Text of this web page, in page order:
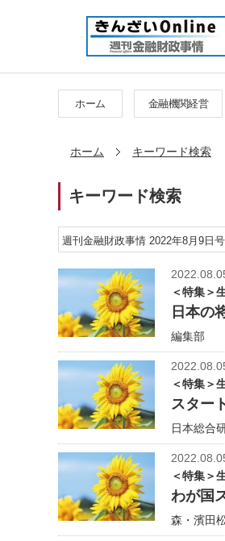
ホーム 金融機関経営
ホーム キーワード検索
キーワード検索
＜特集＞
日本の
編集部
＜特集＞
スター
日本総合
＜特集＞
わが国
森・濱田